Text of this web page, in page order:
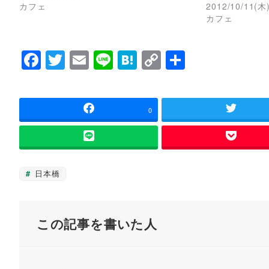
e
新
し
い
ド
開
す
ッ
ク
し
さ
新
ウ
ド
ウ
カフェ
2012/10/11(木)
カフェ
F
a
c
e
o
o
T
wi
tt
er
E
m
ai
l
Li
n
e
H
at
e
n
C
o
p
y
n
0
日本橋
この記事を書いた人